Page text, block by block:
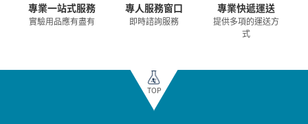
專業一站式服務
實驗用品應有盡有
專人服務窗口
即時諮詢服務
專業快遞運送
提供多項的運送方
式
TOP